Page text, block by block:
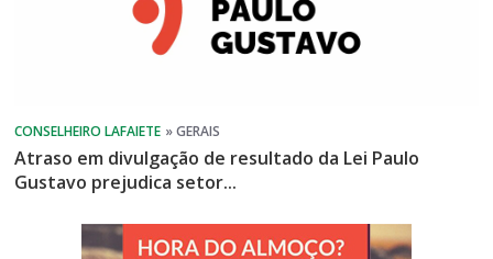
Atraso em divulgação de resultado da Lei Paulo
Gustavo prejudica setor...